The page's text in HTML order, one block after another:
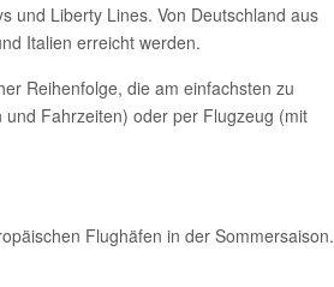
und Liberty Lines. Von Deutschland aus
Italien erreicht werden.
Reihenfolge, die am einfachsten zu
Fahrzeiten) oder per Flugzeug (mit
Flughäfen in der Sommersaison.